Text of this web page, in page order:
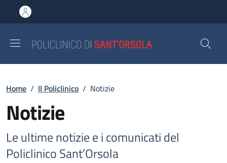
al contenuto principale
to footer content
Briciole di pane
Home / Il Policlinico / Notizie
Notizie
Le ultime notizie e i comunicati del
Policlinico Sant’Orsola